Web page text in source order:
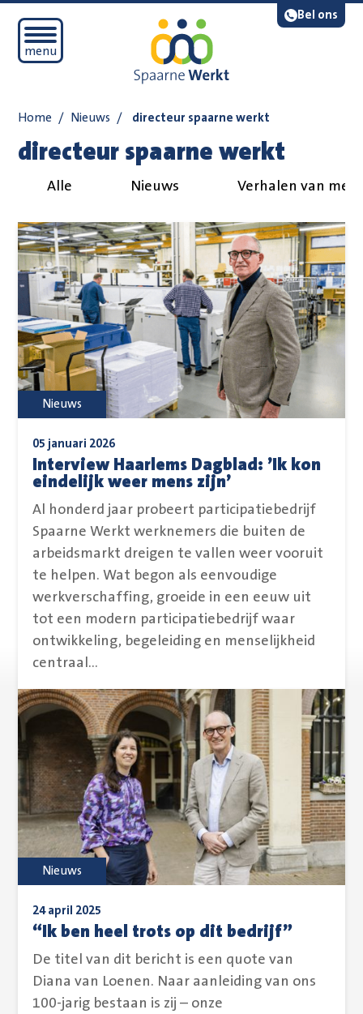
Bel ons
Open mobiel menu
menu
Lees voor
Home / Nieuws / directeur spaarne werkt
directeur spaarne werkt
Alle Nieuws Verhalen van
Interview Haarlems Dagblad: ’Ik kon
eindelijk weer mens zijn’
05 januari 2026
Al honderd jaar probeert participatiebedrijf
Spaarne Werkt werknemers die buiten de
arbeidsmarkt dreigen te vallen weer vooruit
te helpen. Wat begon als eenvoudige
werkverschaffing, groeide in een eeuw uit
tot een modern participatiebedrijf waar
ontwikkeling, begeleiding en menselijkheid
centraal...
Nieuws
“Ik ben heel trots op dit bedrijf”
24 april 2025
De titel van dit bericht is een quote van
Diana van Loenen. Naar aanleiding van ons
100-jarig bestaan is zij – onze
Nieuws